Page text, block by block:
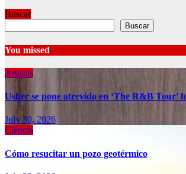
Buscar
Buscar
You missed
Artistas
Usher se pone atrevido en ‘The R&B Tour’
July 30, 2026
Ciéncia
Cómo resucitar un pozo geotérmico